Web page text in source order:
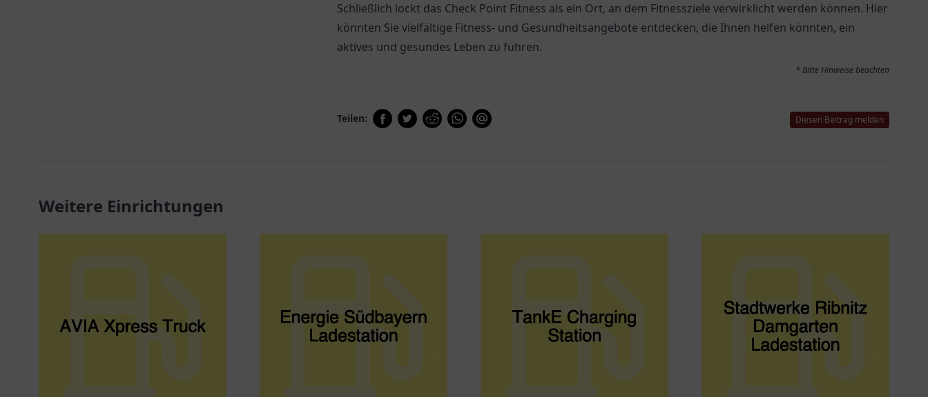
Schließlich lockt das Check Point Fitness als ein Ort, an dem Fitnessziele verwirklicht werden können. Hier
könnten Sie vielfältige Fitness- und Gesundheitsangebote entdecken, die Ihnen helfen könnten, ein
aktives und gesundes Leben zu führen.
* Bitte Hinweise beachten
Teilen: Diesen Beitrag melden
Weitere Einrichtungen